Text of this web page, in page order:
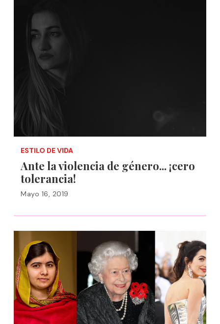
ESTILO DE VIDA
Ante la violencia de género... ¡cero
tolerancia!
Mayo 16, 2019